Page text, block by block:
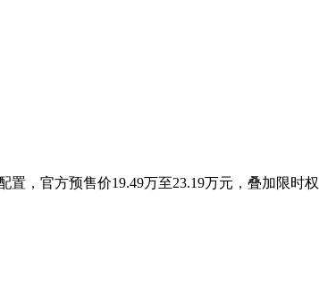
置，官方预售价19.49万至23.19万元，叠加限时权